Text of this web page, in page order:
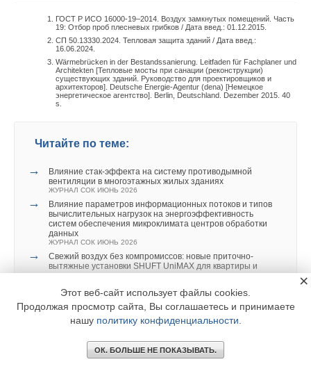
ГОСТ Р ИСО 16000-19–2014. Воздух замкнутых помещений. Часть
19: Отбор проб плесневых грибков / Дата введ.: 01.12.2015.
СП 50.13330.2024. Тепловая защита зданий / Дата введ.:
16.06.2024.
Wärmebrücken in der Bestandssanierung. Leitfaden für Fachplaner und
Architekten [Тепловые мосты при санации (реконструкции)
существующих зданий. Руководство для проектировщиков и
архитекторов]. Deutsche Energie-Agentur (dena) [Немецкое
энергетическое агентство]. Berlin, Deutschland. Dezember 2015. 40
s.
Читайте по теме:
→
Влияние стак‑эффекта на систему противодымной
вентиляции в многоэтажных жилых зданиях
ЖУРНАЛ СОК ИЮНЬ 2026
→
Влияние параметров информационных потоков и типов
вычислительных нагрузок на энергоэффективность
систем обеспечения микроклимата центров обработки
данных
ЖУРНАЛ СОК ИЮНЬ 2026
→
Свежий воздух без компромиссов: новые приточно-
вытяжные установки SHUFT UniMAX для квартиры и
частного дома
Вентиляция жилых помещений
ЖУРНАЛ СОК ИЮНЬ 2026
Анализ российского рынка сплит-систем на основе
ЖУРНАЛ СОК ИЮНЬ 2026
Этот веб-сайт использует файлы cookies.
Продолжая просмотр сайта, Вы соглашаетесь и принимаете
нашу политику конфиденциальности
ОК. БОЛЬШЕ НЕ ПОКАЗЫВАТЬ.
×